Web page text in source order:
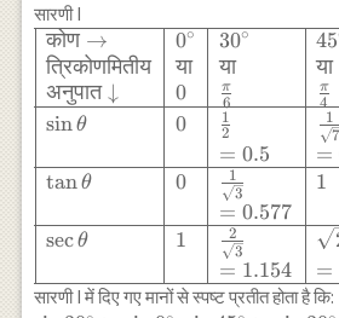
सारणी I
\begin{array}
{|l|l|l|l|l|l|} \hline
\text{कोण} \to &
0^{\circ} &
45^{\circ} &
60^{\circ} &
\text{} \\
\text{त्रिकोणमितीय}&
\text{या} &
कोण →
त्रिकोणमितीय
अनुपात ↓
sinθ
tanθ
secθ
0∘
या
0
0
0
1
30∘
या
6
π
2
1
= 0.5
3
1
= 0.577
3
2
= 1.154
45
या
4
π
7
1
=
1
=
सारणी I में दिए गए मानों से स्पष्ट प्रतीत होता है कि: